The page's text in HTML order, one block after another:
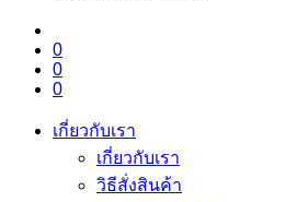
0
0
0
เกี่ยวกับเรา
เกี่ยวกับเรา
วิธีสั่งสินค้า